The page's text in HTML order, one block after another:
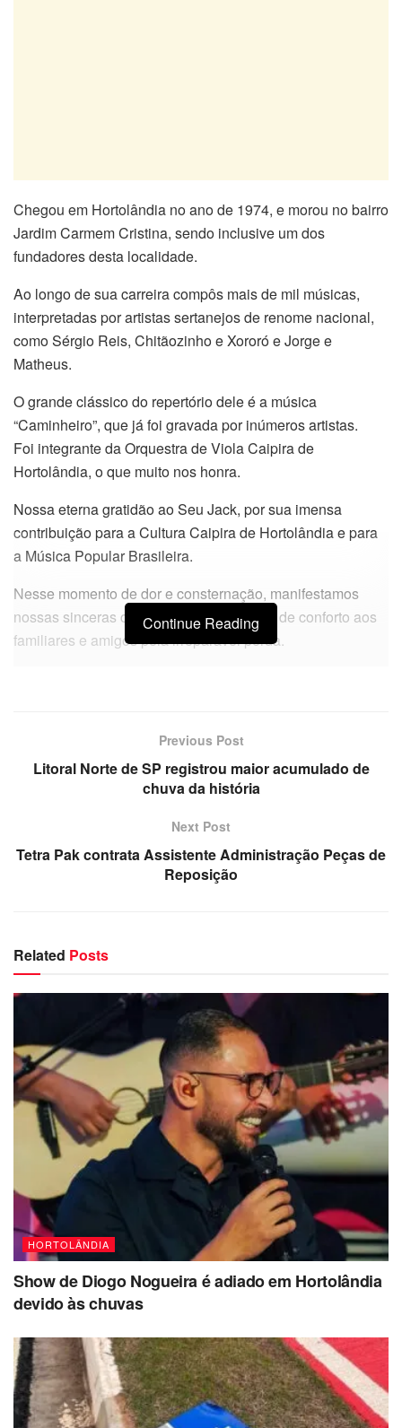
Chegou em Hortolândia no ano de 1974, e morou no bairro
Jardim Carmem Cristina, sendo inclusive um dos
fundadores desta localidade.
Ao longo de sua carreira compôs mais de mil músicas,
interpretadas por artistas sertanejos de renome nacional,
como Sérgio Reis, Chitãozinho e Xororó e Jorge e
Matheus.
O grande clássico do repertório dele é a música
“Caminheiro”, que já foi gravada por inúmeros artistas.
Foi integrante da Orquestra de Viola Caipira de
Hortolândia, o que muito nos honra.
Nossa eterna gratidão ao Seu Jack, por sua imensa
contribuição para a Cultura Caipira de Hortolândia e para
a Música Popular Brasileira.
Nesse momento de dor e consternação, manifestamos
nossas sinceras condolências e o desejo de conforto aos
familiares e amigos pela irreparável perda.
Continue Reading
Previous Post
Litoral Norte de SP registrou maior acumulado de
chuva da história
Next Post
Tetra Pak contrata Assistente Administração Peças de
Reposição
Related Posts
HORTOLÂNDIA
Show de Diogo Nogueira é adiado em Hortolândia
devido às chuvas